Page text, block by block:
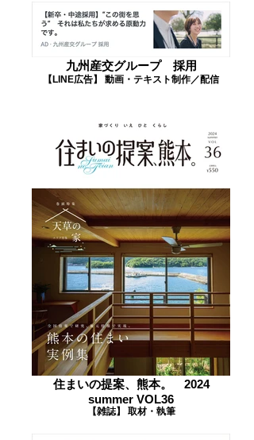
九州産交グループ 採用
【LINE広告】 動画・テキスト制作／配信
住まいの提案、熊本。 2024
summer VOL36
【雑誌】 取材・執筆